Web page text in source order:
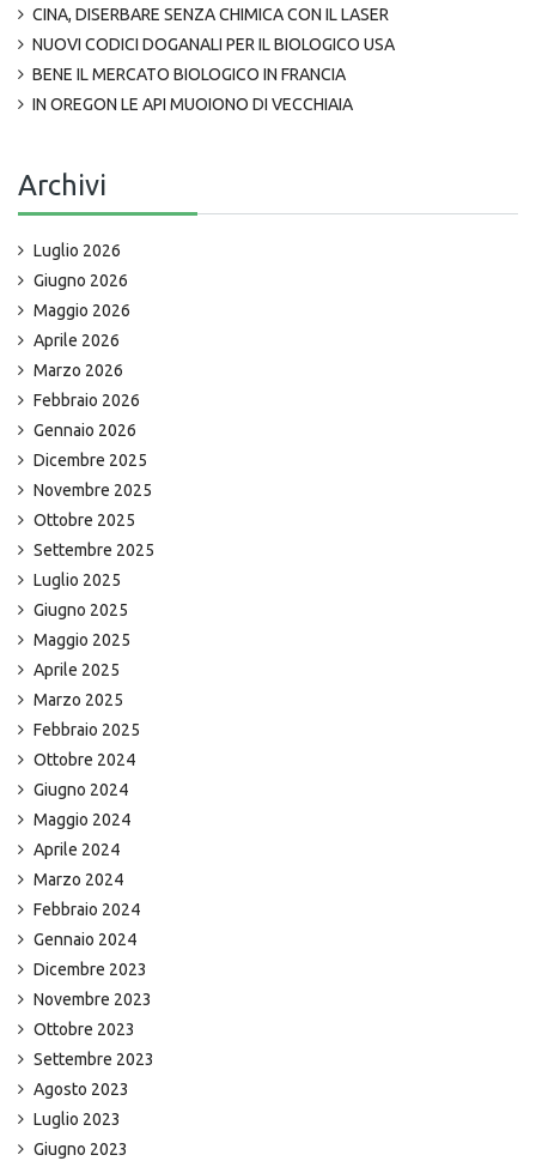
CINA, DISERBARE SENZA CHIMICA CON IL LASER
NUOVI CODICI DOGANALI PER IL BIOLOGICO USA
BENE IL MERCATO BIOLOGICO IN FRANCIA
IN OREGON LE API MUOIONO DI VECCHIAIA
Archivi
Luglio 2026
Giugno 2026
Maggio 2026
Aprile 2026
Marzo 2026
Febbraio 2026
Gennaio 2026
Dicembre 2025
Novembre 2025
Ottobre 2025
Settembre 2025
Luglio 2025
Giugno 2025
Maggio 2025
Aprile 2025
Marzo 2025
Febbraio 2025
Ottobre 2024
Giugno 2024
Maggio 2024
Aprile 2024
Marzo 2024
Febbraio 2024
Gennaio 2024
Dicembre 2023
Novembre 2023
Ottobre 2023
Settembre 2023
Agosto 2023
Luglio 2023
Giugno 2023